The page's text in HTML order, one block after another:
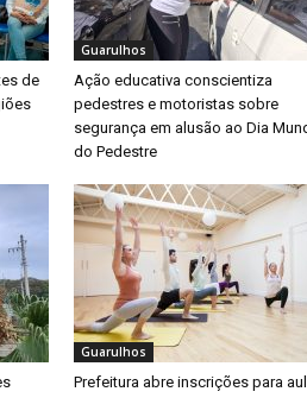
de
Guarulhos
Ação educativa conscientiza
pedestres e motoristas sobre
segurança em alusão ao Dia
do Pedestre
Guarulhos
Prefeitura abre inscrições para